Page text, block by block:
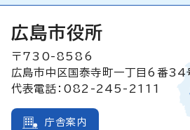
広島市役所
〒730-8586
広島市中区国泰寺町一丁目6番34
代表電話：082-245-2111
庁舎案内